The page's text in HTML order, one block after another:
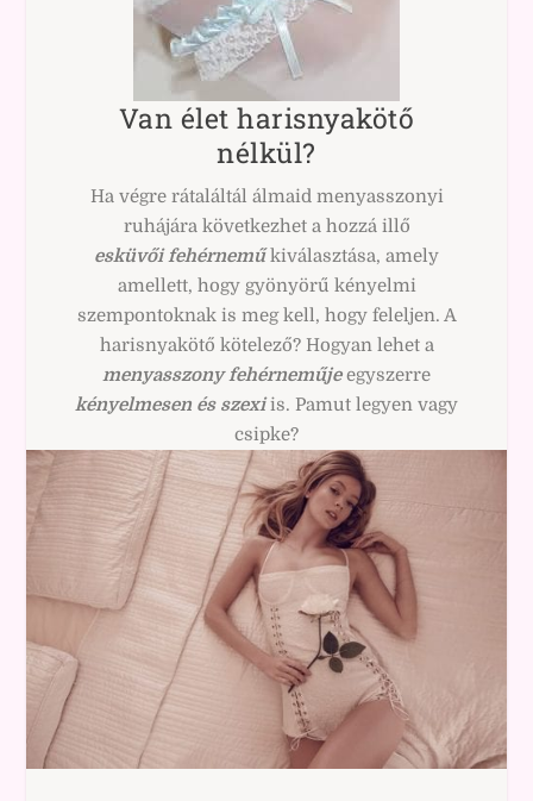
Van élet harisnyakötő
nélkül?
Ha végre rátaláltál álmaid menyasszonyi
ruhájára következhet a hozzá illő
esküvői fehérneműkiválasztása, amely
amellett, hogy gyönyörű kényelmi
szempontoknak is meg kell, hogy feleljen. A
harisnyakötő kötelező? Hogyan lehet a
menyasszony fehérneműjeegyszerre
kényelmesen és szexiis. Pamut legyen vagy
csipke?